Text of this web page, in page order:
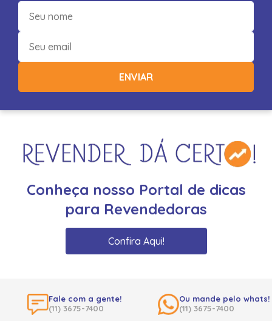
ENVIAR
Conheça nosso Portal de dicas
para Revendedoras
Confira Aqui!
Fale com a gente!
(11) 3675-7400
Ou mande pelo whats!
(11) 3675-7400